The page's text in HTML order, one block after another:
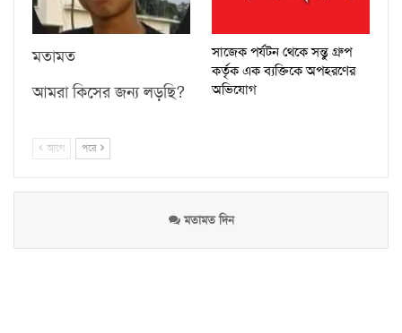
মতামত
আমরা কিসের জন্য লড়ছি?
সাজেক পর্যটন থেকে সন্তু গ্রুপ
কর্তৃক এক ব্যক্তিকে অপহরণের
অভিযোগ
আগে পরে
মতামত দিন